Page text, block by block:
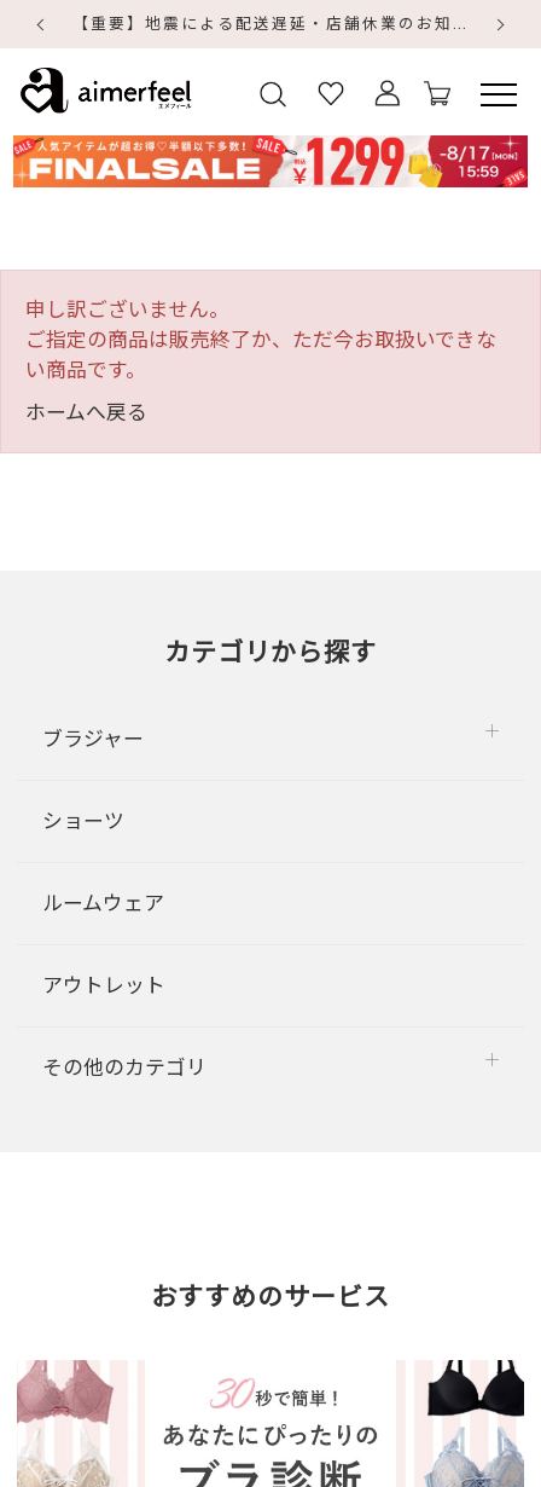
【重要】地震による配送遅延・店舗休業のお知らせ
申し訳ございません。
ご指定の商品は販売終了か、ただ今お取扱いできな
い商品です。
ホームへ戻る
カテゴリから探す
ブラジャー
ショーツ
ルームウェア
アウトレット
その他のカテゴリ
おすすめのサービス